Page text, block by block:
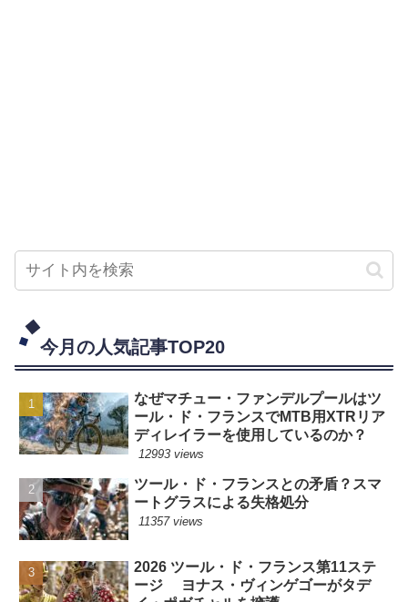
今月の人気記事TOP20
なぜマチュー・ファンデルプールはツ
ール・ド・フランスでMTB用XTRリア
ディレイラーを使用しているのか？
12993 views
ツール・ド・フランスとの矛盾？スマ
ートグラスによる失格処分
11357 views
2026 ツール・ド・フランス第11ステ
ージ ヨナス・ヴィンゲゴーがタデ